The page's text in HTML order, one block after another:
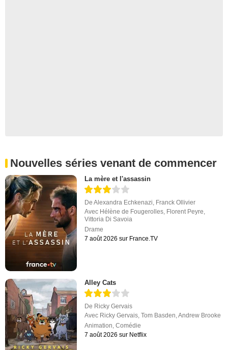
Nouvelles séries venant de commencer
La mère et l'assassin
DeAlexandra Echkenazi, Franck Ollivier
Avec Hélène de Fougerolles, Florent Peyre,
Vittoria Di Savoia
Drame
7 août 2026 sur France.TV
Alley Cats
De Ricky Gervais
Avec Ricky Gervais ,Tom Basden ,Andrew Brooke
Animation ,Comédie
7 août 2026 sur Netflix